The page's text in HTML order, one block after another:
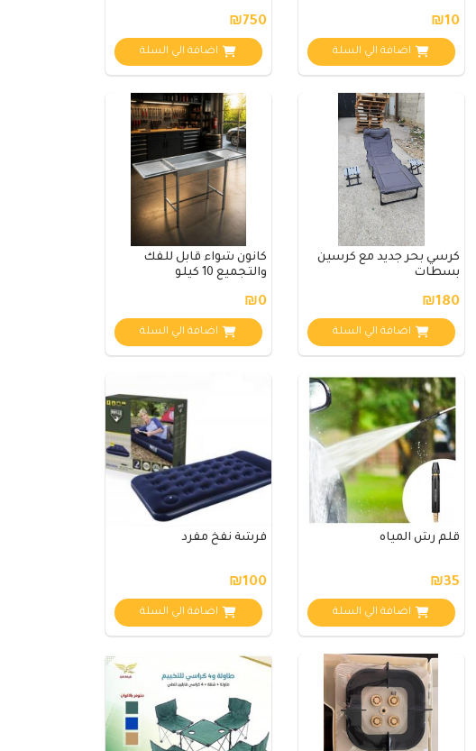
₪10
اضافة الي السلة
₪750
اضافة الي السلة
كرسي بحر جديد مع كرسين
بسطات
₪180
اضافة الي السلة
كانون شواء قابل للفك
والتجميع 10 كيلو
₪0
اضافة الي السلة
قلم رش المياه
₪35
اضافة الي السلة
فرشة نفخ مفرد
₪100
اضافة الي السلة